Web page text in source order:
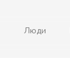
Люди